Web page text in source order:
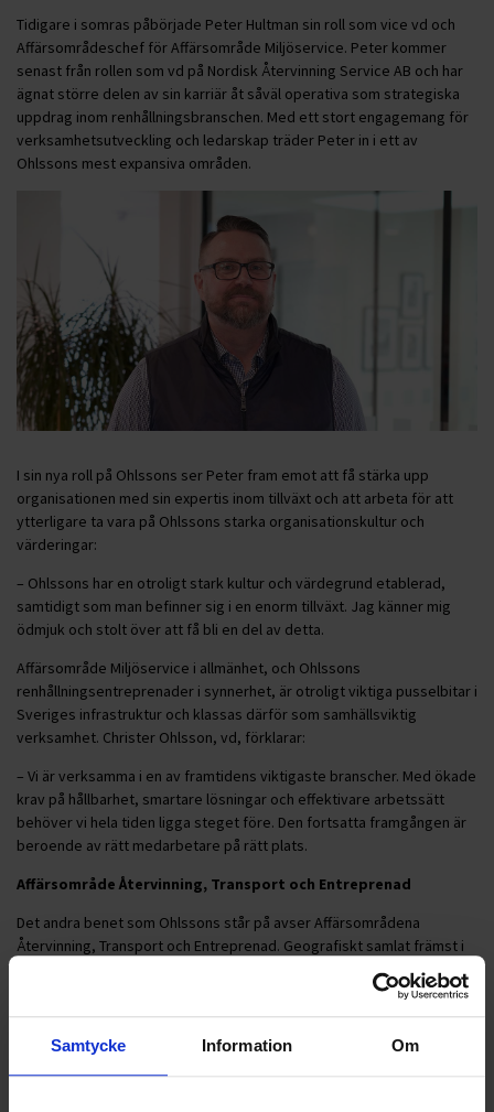
Samtycke Information Om
Tidigare i somras påbörjade Peter Hultman sin roll som vice vd och
Affärsområdeschef för Affärsområde Miljöservice. Peter kommer
senast från rollen som vd på Nordisk Återvinning Service AB och har
ägnat större delen av sin karriär åt såväl operativa som strategiska
uppdrag inom renhållningsbranschen. Med ett stort engagemang för
verksamhetsutveckling och ledarskap träder Peter in i ett av
Ohlssons mest expansiva områden.
I sin nya roll på Ohlssons ser Peter fram emot att få stärka upp
organisationen med sin expertis inom tillväxt och att arbeta för att
ytterligare ta vara på Ohlssons starka organisationskultur och
värderingar:
– Ohlssons har en otroligt stark kultur och värdegrund etablerad,
samtidigt som man befinner sig i en enorm tillväxt. Jag känner mig
ödmjuk och stolt över att få bli en del av detta.
Affärsområde Miljöservice i allmänhet, och Ohlssons
renhållningsentreprenader i synnerhet, är otroligt viktiga pusselbitar i
Sveriges infrastruktur och klassas därför som samhällsviktig
verksamhet. Christer Ohlsson, vd, förklarar:
– Vi är verksamma i en av framtidens viktigaste branscher. Med ökade
krav på hållbarhet, smartare lösningar och effektivare arbetssätt
behöver vi hela tiden ligga steget före. Den fortsatta framgången är
beroende av rätt medarbetare på rätt plats.
Affärsområde Återvinning, Transport och Entreprenad
Det andra benet som Ohlssons står på avser Affärsområdena
Återvinning, Transport och Entreprenad. Geografiskt samlat främst i
södra Sverige inkluderar dessa områden även Ohlssons
industrirenhållning, terminaler, omlastning och övriga tjänster som
riktar sig till den privata sektorn.
För dessa områden kommer Hampus Johansson att ansvara i
kombination med rollen som vice vd. Sedan starten på Ohlssons 2022